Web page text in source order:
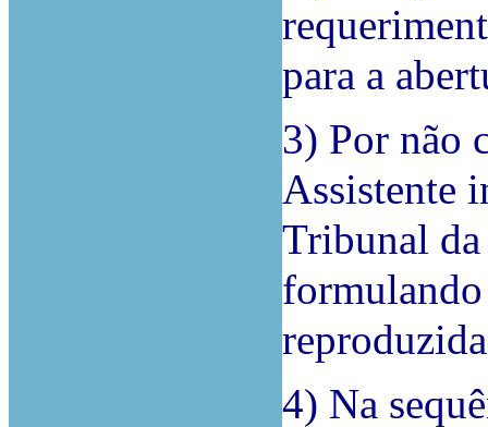
para a
3) Por não
Assistente
Tribunal
formulando
4) Na